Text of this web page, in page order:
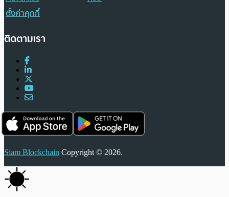
ตั้งค่าคุกกี้
ติดตามเรา
Siam Blockchain Copyright © 2026.